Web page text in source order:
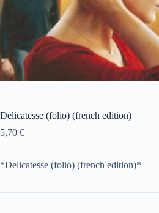
Delicatesse (folio) (french edition)
5,70 €
*Delicatesse (folio) (french edition)*